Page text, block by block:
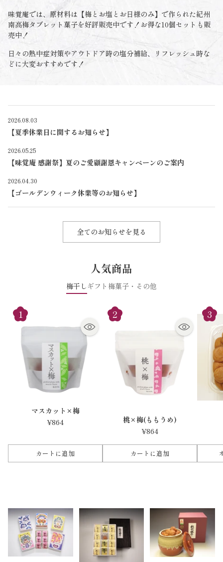
味覚庵では、原材料は【梅とお塩とお日様のみ】で作られた紀州
南高梅タブレット菓子を好評販売中です！お得な10個セットも販
売中！
日々の熱中症対策やアウトドア時の塩分補給、リフレッシュ時な
どに大変おすすめです！
【夏季休業日に関するお知らせ】
2026.08.03
【味覚庵 感謝祭】夏のご愛顧謝恩キャンペーンのご案内
2026.05.25
【ゴールデンウィーク休業等のお知らせ】
2026.04.30
全てのお知らせを見る
人気商品
梅干しギフト 梅菓子・その他
マスカット×梅
¥864
カートに追加
桃×梅(ももうめ)
¥864
カートに追加